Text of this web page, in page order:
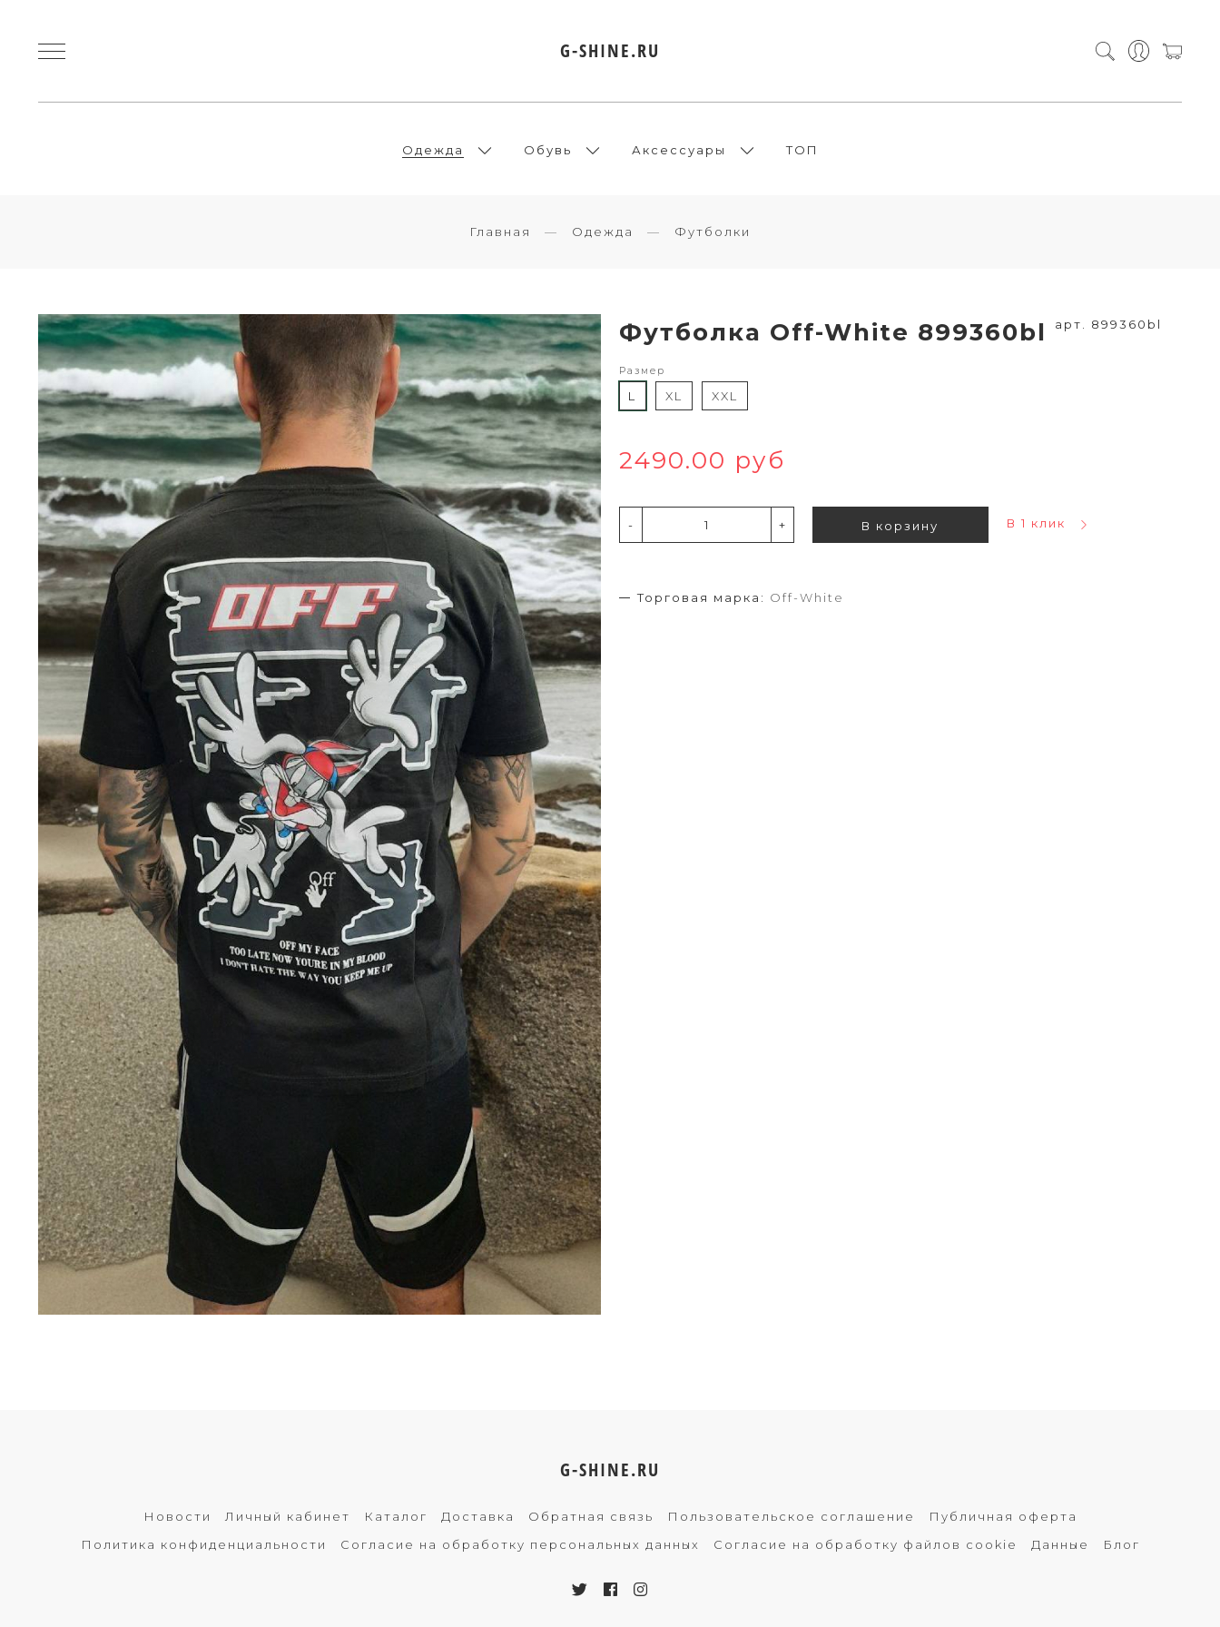
G-SHINE.RU
Одежда Обувь Аксессуары ТОП
Главная Одежда Футболки
Футболка Off-White 899360bl арт. 899360bl
Размер
L XL XXL
2490.00 руб
- + В корзину В 1 клик
Торговая марка: Off-White
G-SHINE.RU
Новости Личный кабинет Каталог Доставка Обратная связь Пользовательское соглашение
Публичная оферта
Политика конфиденциальности
Согласие на обработку персональных данных Согласие на обработку файлов cookie Данные Блог